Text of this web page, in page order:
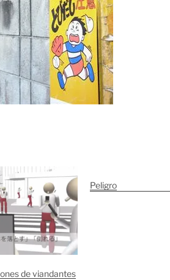
de viandantes
Peligro